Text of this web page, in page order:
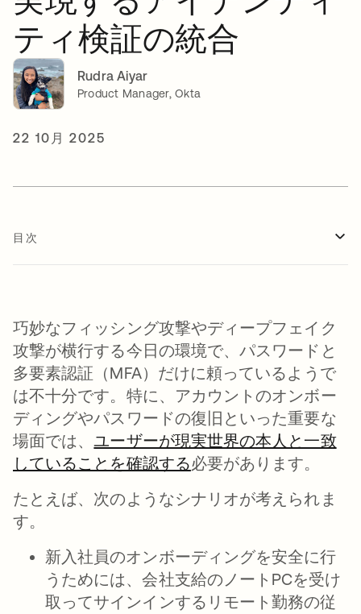
ティ検証の統合
Rudra Aiyar
Product Manager, Okta
22 10月 2025
目次
巧妙なフィッシング攻撃やディープフェイク
攻撃が横行する今日の環境で、パスワードと
多要素認証（MFA）だけに頼っているようで
は不十分です。特に、アカウントのオンボー
ディングやパスワードの復旧といった重要な
場面では、ユーザーが現実世界の本人と一致
していることを確認する必要があります。
たとえば、次のようなシナリオが考えられま
す。
新入社員のオンボーディングを安全に行
うためには、会社支給のノートPCを受け
取ってサインインするリモート勤務の従